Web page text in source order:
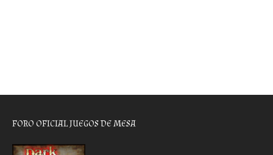
FORO OFICIAL JUEGOS DE MESA